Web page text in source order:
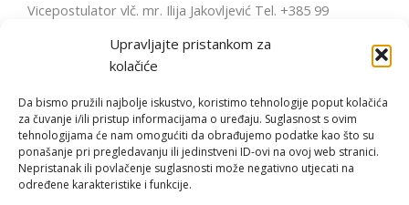
Upravljajte pristankom za
kolačiće
Da bismo pružili najbolje iskustvo, koristimo tehnologije poput kolačića
za čuvanje i/ili pristup informacijama o uređaju. Suglasnost s ovim
tehnologijama će nam omogućiti da obrađujemo podatke kao što su
ponašanje pri pregledavanju ili jedinstveni ID-ovi na ovoj web stranici.
Nepristanak ili povlačenje suglasnosti može negativno utjecati na
određene karakteristike i funkcije.
Vicepostulator vlč. mr. Ilija Jakovljević Tel. +385 99
Fažana Župni trg 4, 52212 Fažana, Hrvatska
Copyright © | 2026 Bl. Miroslav Bulešić